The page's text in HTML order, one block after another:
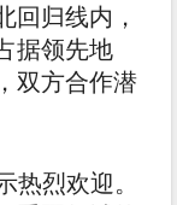
回归线内，
据领先地
双方合作潜
烈欢迎。